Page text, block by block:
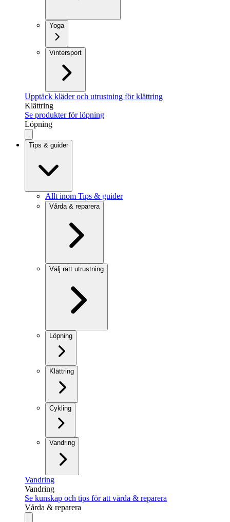
Yoga
Vintersport
Upptäck kläder och utrustning för klättring
Klättring
Se produkter för löpning
Löpning
Tips & guider
Allt inom Tips & guider
Vårda & reparera
Välj rätt utrustning
Löpning
Klättring
Cykling
Vandring
Vandring
Vandring
Se kunskap och tips för att vårda & reparera
Vårda & reparera